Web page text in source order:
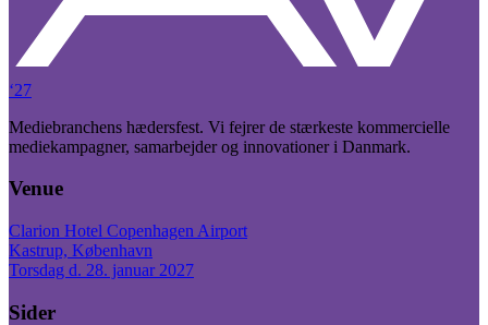
‘27
Mediebranchens hædersfest. Vi fejrer de stærkeste kommercielle
mediekampagner, samarbejder og innovationer i Danmark.
Venue
Clarion Hotel Copenhagen Airport
Kastrup, København
Torsdag d. 28. januar 2027
Sider